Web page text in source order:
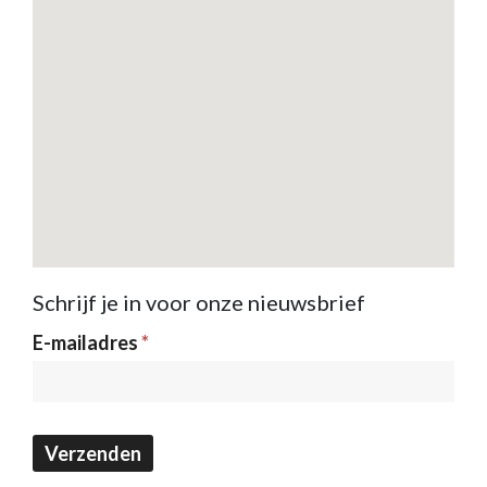
Schrijf je in voor onze nieuwsbrief
Nieuwsbrief
E-mailadres*
Verzenden